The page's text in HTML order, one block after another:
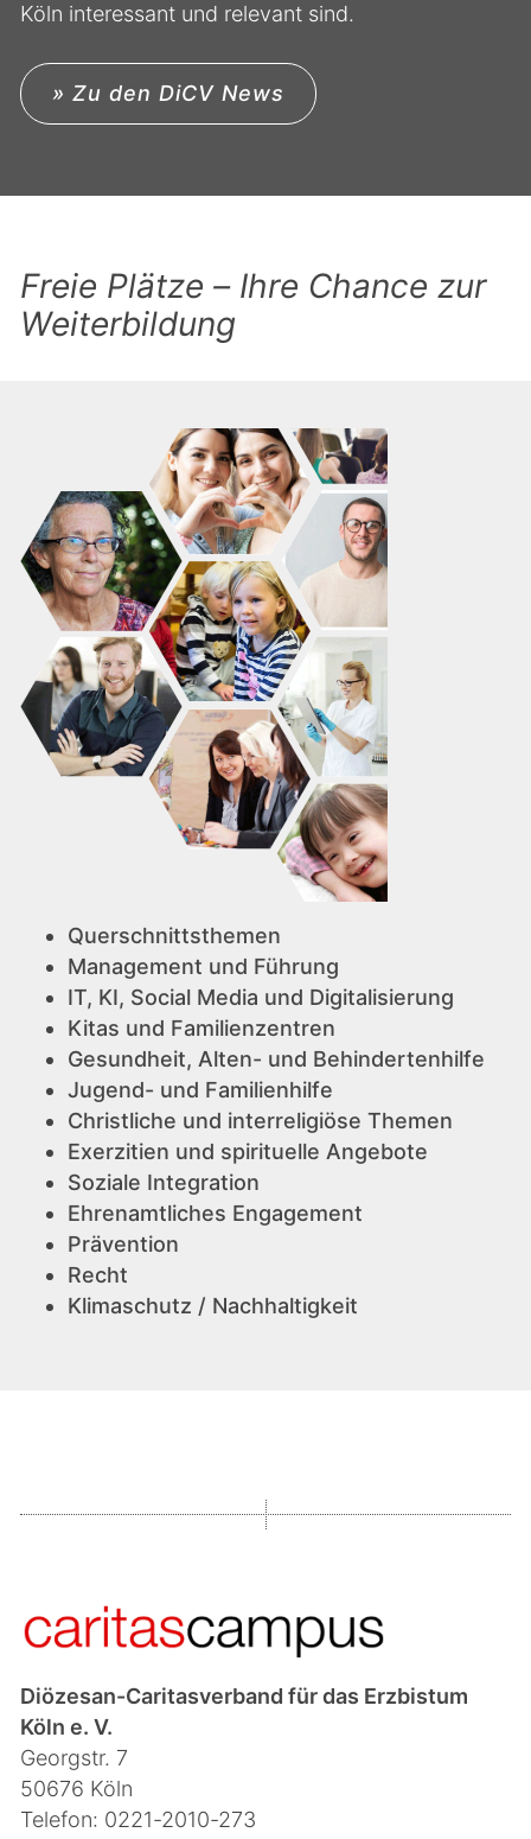
Köln interessant und relevant sind.
» Zu den DiCV News
Freie Plätze – Ihre Chance zur
Weiterbildung
Querschnittsthemen
Management und Führung
IT, KI, Social Media und Digitalisierung
Kitas und Familienzentren
Gesundheit, Alten- und Behindertenhilfe
Jugend- und Familienhilfe
Christliche und interreligiöse Themen
Exerzitien und spirituelle Angebote
Soziale Integration
Ehrenamtliches Engagement
Prävention
Recht
Klimaschutz / Nachhaltigkeit
Diözesan-Caritasverband für das Erzbistum
Köln e. V.
Georgstr. 7
50676 Köln
Telefon: 0221-2010-273